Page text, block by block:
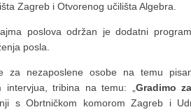
Zagreb i Otvorenog učilišta Algebra.
poslova održan je dodatni
posla.
za nezaposlene osobe na temu
intervjua, tribina na temu: „ Gradimo
s Obrtničkom komorom Zagreb i